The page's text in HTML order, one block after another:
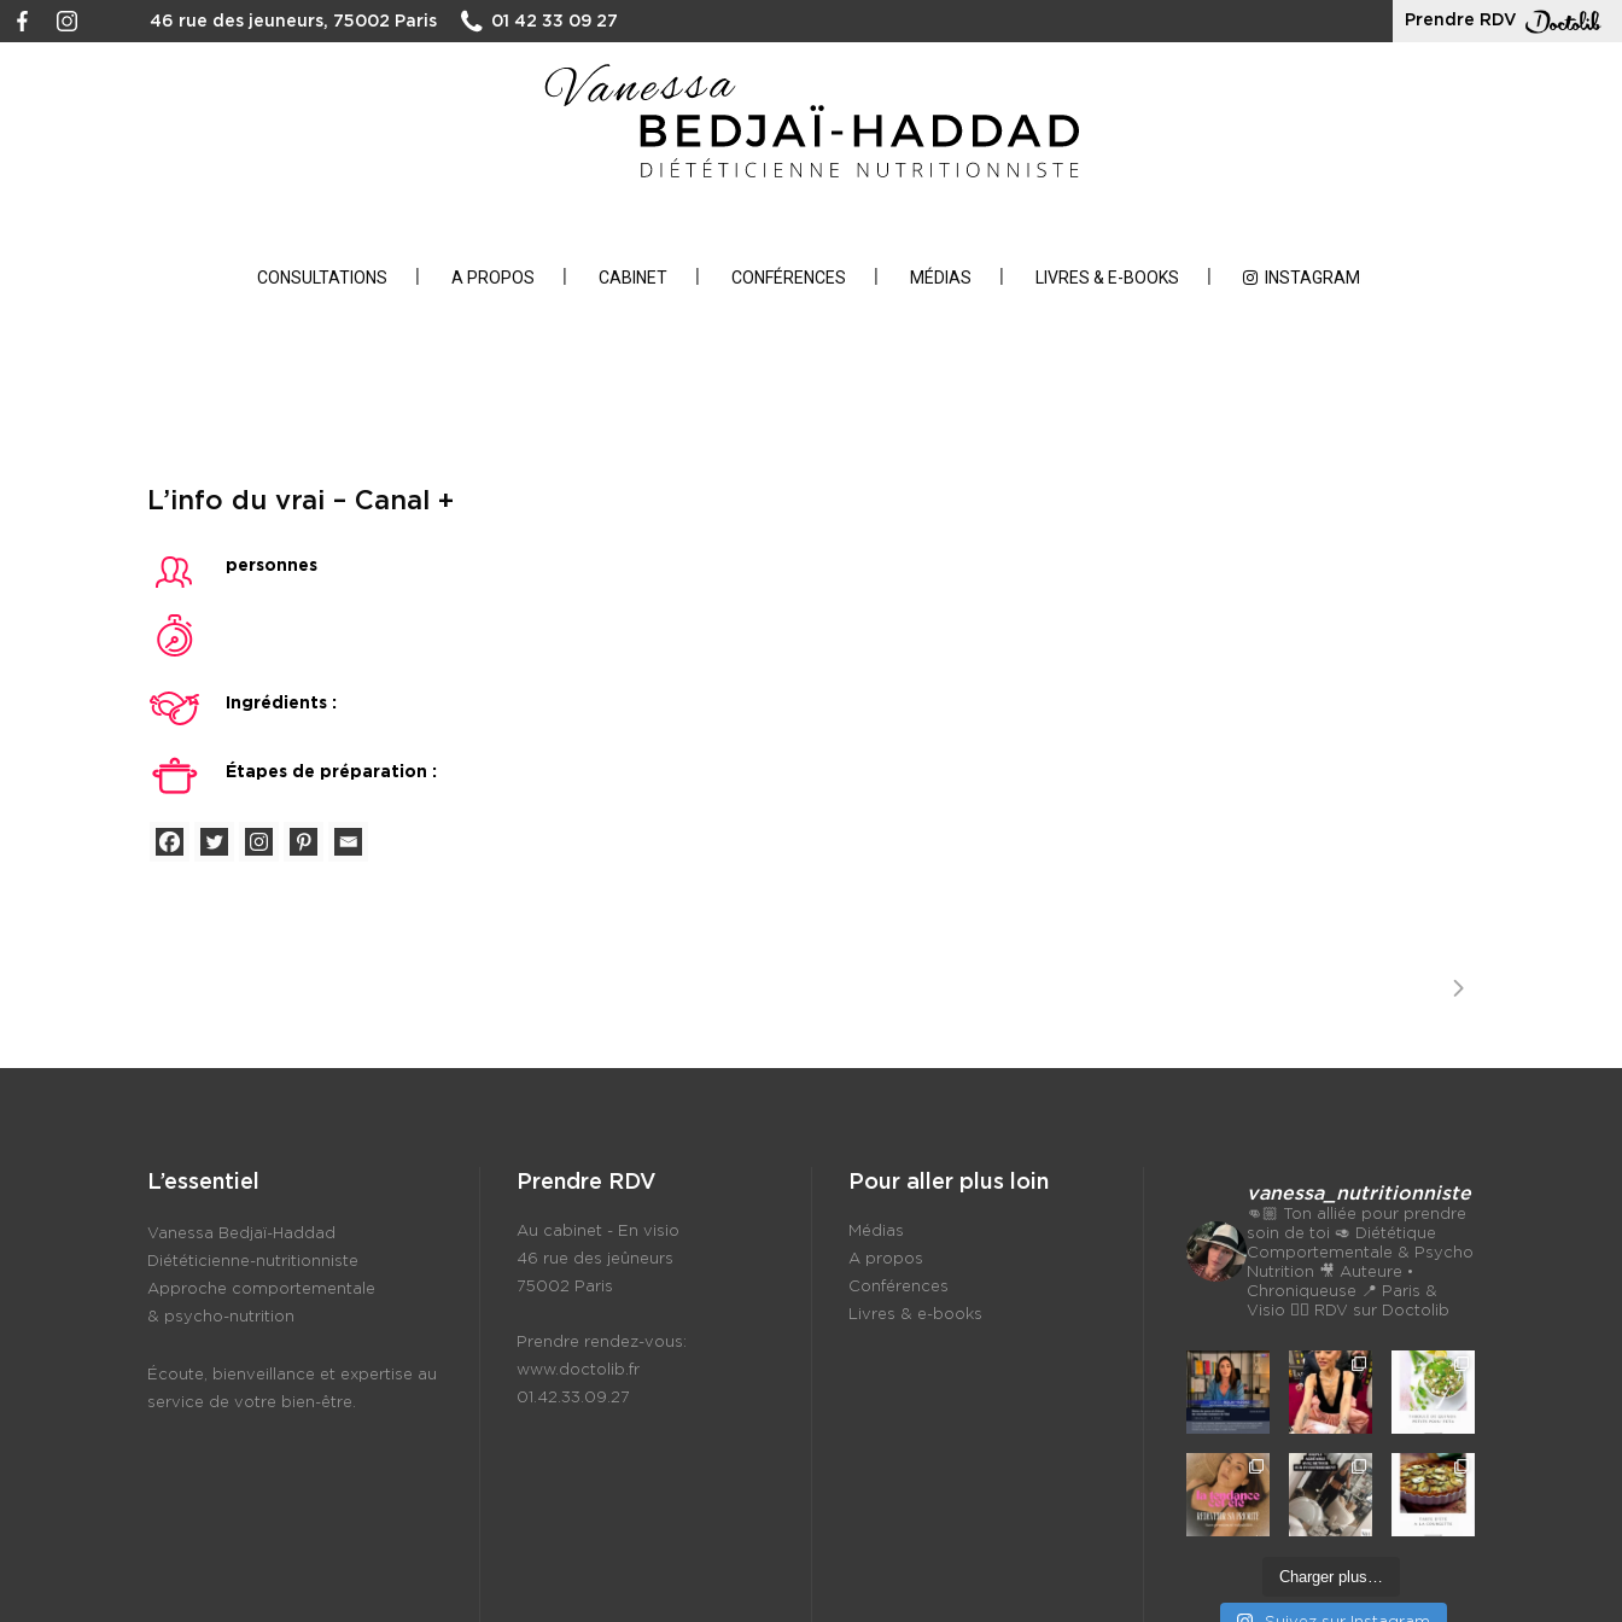
46 rue des jeuneurs, 75002 Paris 01 42 33 09 27 Prendre RDV
CONSULTATIONS A PROPOS CABINET CONFÉRENCES MÉDIAS LIVRES & E-BOOKS INSTAGRAM
L’info du vrai – Canal +
personnes
Ingrédients :
Étapes de préparation :
L’essentiel
Vanessa Bedjaï-Haddad
Diététicienne-nutritionniste
Approche comportementale
& psycho-nutrition
Écoute, bienveillance et expertise au
service de votre bien-être.
Prendre RDV
Au cabinet - En visio
46 rue des jeûneurs
75002 Paris
Prendre rendez-vous:
www.doctolib.fr
01.42.33.09.27
Pour aller plus loin
Médias
A propos
Conférences
Livres & e-books
vanessa_nutritionniste
👊🏼 Ton alliée pour prendre
soin de toi 🥑 Diététique
Comportementale & Psycho
Nutrition 🎥 Auteure •
Chroniqueuse 📍 Paris &
Visio 👉🏼 RDV sur Doctolib
Charger plus…